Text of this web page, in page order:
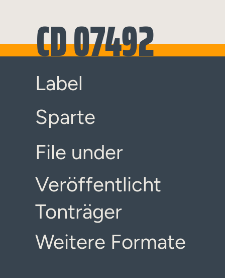
CD 07492
Label
Sparte
File under
Veröffentlicht
Tonträger
Weitere Formate